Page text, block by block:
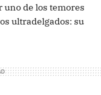
de los temores
ultradelgados: su